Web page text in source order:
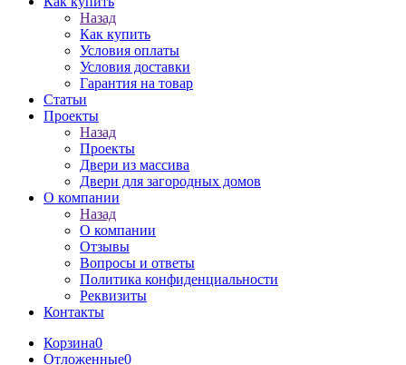
Назад
Как купить
Условия оплаты
Условия доставки
Гарантия на товар
Статьи
Проекты
Назад
Проекты
Двери из массива
Двери для загородных домов
О компании
Назад
О компании
Отзывы
Вопросы и ответы
Политика конфиденциальности
Реквизиты
Контакты
Корзина0
Отложенные0